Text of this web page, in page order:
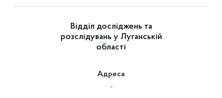
Відділ досліджень та
розслідувань у Луганській
області
Адреса
-